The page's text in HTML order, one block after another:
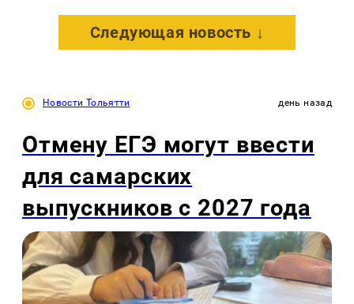
Следующая новость ↓
Новости Тольятти день назад
Отмену ЕГЭ могут ввести
для самарских
выпускников с 2027 года